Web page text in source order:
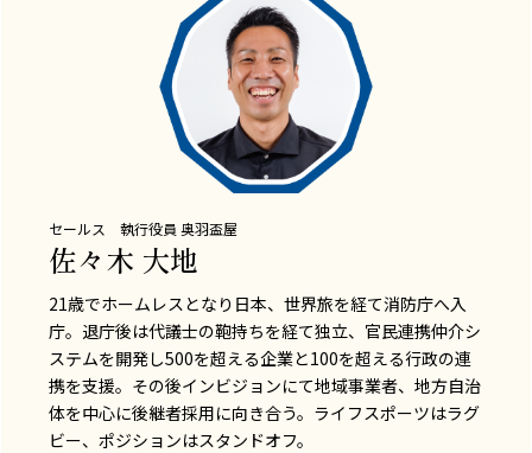
セールス 執行役員 奥羽盃屋
佐々木 大地
21歳でホームレスとなり日本、世界旅を経て消防庁へ入
庁。退庁後は代議士の鞄持ちを経て独立、官民連携仲介シ
ステムを開発し500を超える企業と100を超える行政の連
携を支援。その後インビジョンにて地域事業者、地方自治
体を中心に後継者採用に向き合う。ライフスポーツはラグ
ビー、ポジションはスタンドオフ。